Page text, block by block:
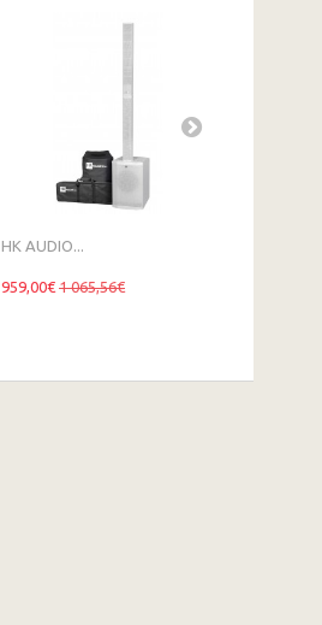
HK AUDIO...
959,00€ 1 065,56€